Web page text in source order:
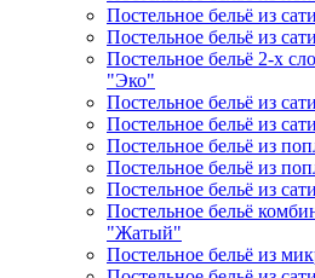
Постельное бельё из
Постельное бельё из
Постельное бельё 2-х
"Эко"
Постельное бельё из
Постельное бельё из
Постельное бельё из
Постельное бельё из
Постельное бельё из
Постельное бельё
"Жатый"
Постельное бельё из